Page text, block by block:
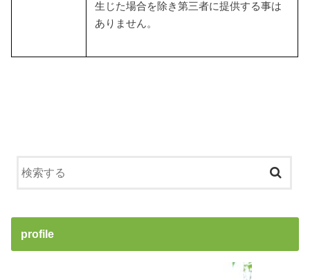
生じた場合を除き第三者に提供する事は
ありません。
profile